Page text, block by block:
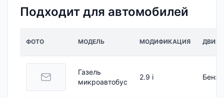
Подходит для автомобилей
ФОТО МОДЕЛЬ МОДИФИКАЦИЯ
Газель
микроавтобус
2.9 i